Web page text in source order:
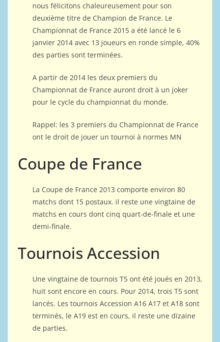
nous félicitons chaleureusement pour son
deuxième titre de Champion de France. Le
Championnat de France 2015 a été lancé le 6
janvier 2014 avec 13 joueurs en ronde simple, 40%
des parties sont terminées.
A partir de 2014 les deux premiers du
Championnat de France auront droit à un joker
pour le cycle du championnat du monde.
Rappel: les 3 premiers du Championnat de France
ont le droit de jouer un tournoi à normes MN
Coupe de France
La Coupe de France 2013 comporte environ 80
matchs dont 15 postaux. il reste une vingtaine de
matchs en cours dont cinq quart-de-finale et une
demi-finale.
Tournois Accession
Une vingtaine de tournois T5 ont été joués en 2013,
huit sont encore en cours. Pour 2014, trois T5 sont
lancés. Les tournois Accession A16 A17 et A18 sont
terminés, le A19 est en cours, il reste une dizaine
de parties.